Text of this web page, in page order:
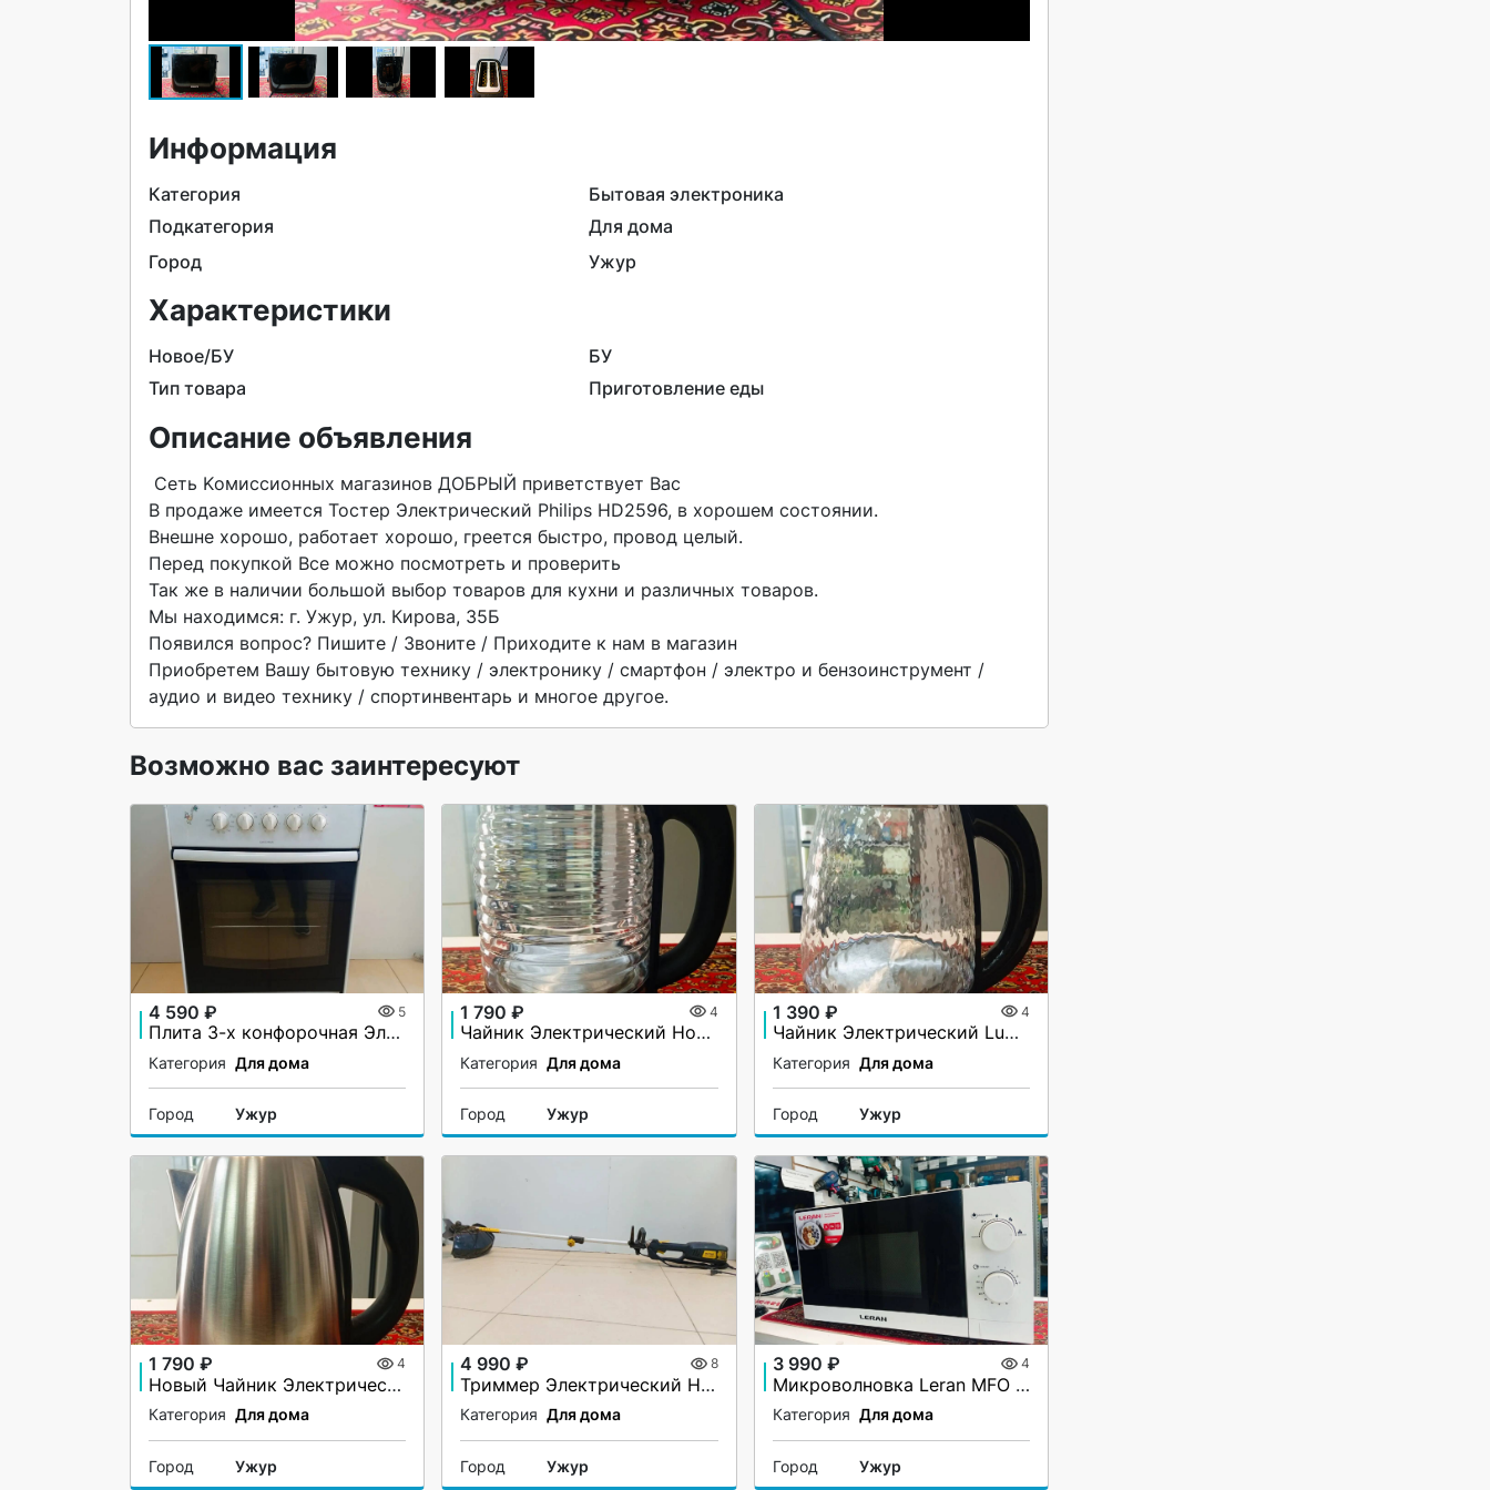
Информация
Категория
Бытовая электроника
Подкатегория
Для дома
Город
Ужур
Характеристики
Новое/БУ
БУ
Тип товара
Приготовление еды
Описание объявления
В пpодажe имeется Тостер Электрический Philips HD2596, в хорошем состоянии.
Внешне хорошо, работает хорошо, греется быстро, провод целый.
Перед покупкой Все можно посмотреть и проверить
Так же в наличии большой выбор товаров для кухни и различных товаров.
Мы находимся: г. Ужур, ул. Кирова, 35Б
Появился вопрос? Пишите / Звоните / Приходите к нам в магазин
Приобретем Вашу бытовую технику / электронику / смартфон / электро и бензоинструмент /
аудио и видео технику / спортинвентарь и многое другое.
Возможно вас заинтересуют
4 590 ₽ 5
Плита 3-х конфорочная Электрическая Darina 33606
Категория Для дома
Город Ужур
1 790 ₽ 4
Чайник Электрический Home Element KT-2304
Категория Для дома
Город Ужур
1 390 ₽ 4
Чайник Электрический Lumme LU-KT4117A
Категория Для дома
Город Ужур
1 790 ₽ 4
Новый Чайник Электрический Home Element HE-KT189
Категория Для дома
Город Ужур
4 990 ₽ 8
Триммер Электрический Huter GET-1500SL
Категория Для дома
Город Ужур
3 990 ₽ 4
Микроволновка Leran MFO 20M01
Категория Для дома
Город Ужур